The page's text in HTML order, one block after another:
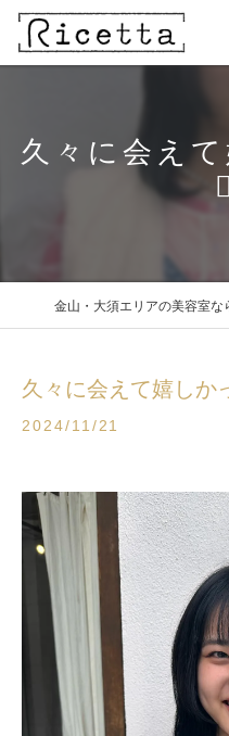
久々に会え
久々に会えて嬉しか
2024/11/21